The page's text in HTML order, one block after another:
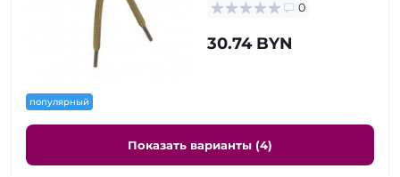
популярный
0
30.74 BYN
Показать варианты (4)